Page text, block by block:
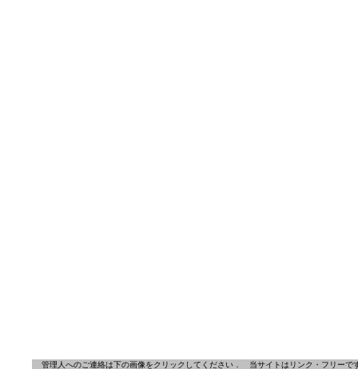
管理人へのご連絡は下の画像をクリックしてください． 当サイトはリンク・フリーで